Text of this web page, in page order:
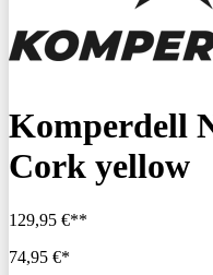
Komperdell
Cork yellow
129,95 €**
74,95 €*